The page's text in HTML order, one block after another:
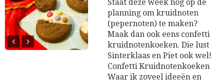
Staat deze week nog op de
planning om kruidnoten
(pepernoten) te maken?
Maak dan ook eens confetti
kruidnotenkoeken. Die lust
Sinterklaas en Piet ook wel!
Confetti Kruidnotenkoeken
Waar ik zoveel ideeën en